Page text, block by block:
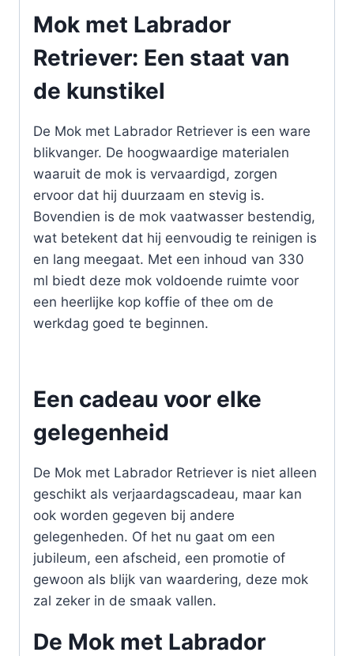
Mok met Labrador
Retriever: Een staat van
de kunstikel
De Mok met Labrador Retriever is een ware
blikvanger. De hoogwaardige materialen
waaruit de mok is vervaardigd, zorgen
ervoor dat hij duurzaam en stevig is.
Bovendien is de mok vaatwasser bestendig,
wat betekent dat hij eenvoudig te reinigen is
en lang meegaat. Met een inhoud van 330
ml biedt deze mok voldoende ruimte voor
een heerlijke kop koffie of thee om de
werkdag goed te beginnen.
Een cadeau voor elke
gelegenheid
De Mok met Labrador Retriever is niet alleen
geschikt als verjaardagscadeau, maar kan
ook worden gegeven bij andere
gelegenheden. Of het nu gaat om een
jubileum, een afscheid, een promotie of
gewoon als blijk van waardering, deze mok
zal zeker in de smaak vallen.
De Mok met Labrador